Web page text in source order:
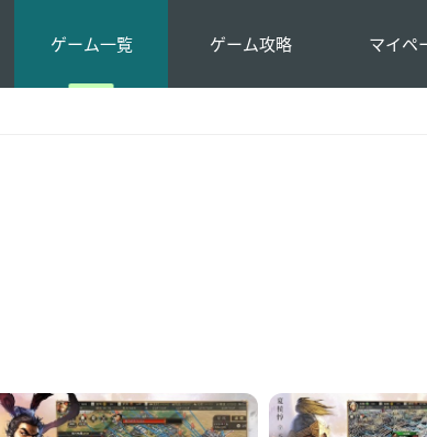
ゲーム一覧 ゲーム攻略 マイペ